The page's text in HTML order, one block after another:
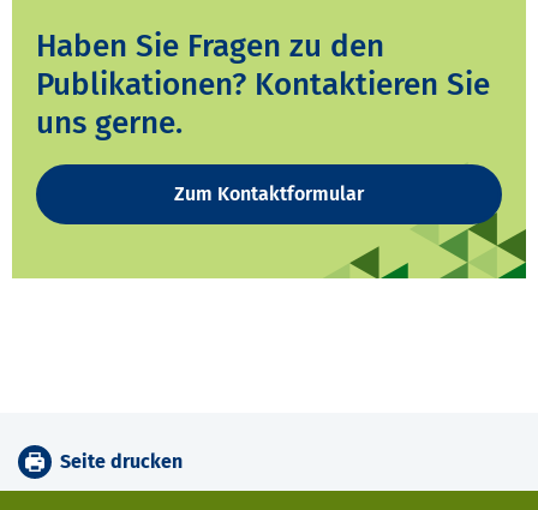
Haben Sie Fragen zu den
Publikationen? Kontaktieren Sie
uns gerne.
Zum Kontaktformular
Seite drucken